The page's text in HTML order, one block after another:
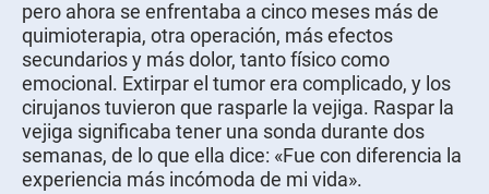
pero ahora se enfrentaba a cinco meses más de
quimioterapia, otra operación, más efectos
secundarios y más dolor, tanto físico como
emocional. Extirpar el tumor era complicado, y los
cirujanos tuvieron que rasparle la vejiga. Raspar la
vejiga significaba tener una sonda durante dos
semanas, de lo que ella dice: «Fue con diferencia la
experiencia más incómoda de mi vida».